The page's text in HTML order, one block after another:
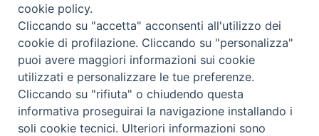
Contatti & Info
C.ne Aurelia, 50 – 00165 Roma
cookie policy.
Cliccando su "accetta" acconsenti all'utilizzo dei
cookie di profilazione. Cliccando su "personalizza"
puoi avere maggiori informazioni sui cookie
utilizzati e personalizzare le tue preferenze.
Cliccando su "rifiuta" o chiudendo questa
informativa proseguirai la navigazione installando i
soli cookie tecnici. Ulteriori informazioni sono